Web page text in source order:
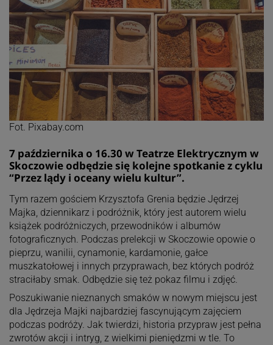
Fot. Pixabay.com
7 października o 16.30 w Teatrze Elektrycznym w
Skoczowie odbędzie się kolejne spotkanie z cyklu
“Przez lądy i oceany wielu kultur”.
Tym razem gościem Krzysztofa Grenia będzie Jędrzej
Majka, dziennikarz i podróżnik, który jest autorem wielu
książek podróżniczych, przewodników i albumów
fotograficznych. Podczas prelekcji w Skoczowie opowie o
pieprzu, wanilii, cynamonie, kardamonie, gałce
muszkatołowej i innych przyprawach, bez których podróż
straciłaby smak. Odbędzie się też pokaz filmu i zdjęć.
Poszukiwanie nieznanych smaków w nowym miejscu jest
dla Jędrzeja Majki najbardziej fascynującym zajęciem
podczas podróży. Jak twierdzi, historia przypraw jest pełna
zwrotów akcji i intryg, z wielkimi pieniędzmi w tle. To